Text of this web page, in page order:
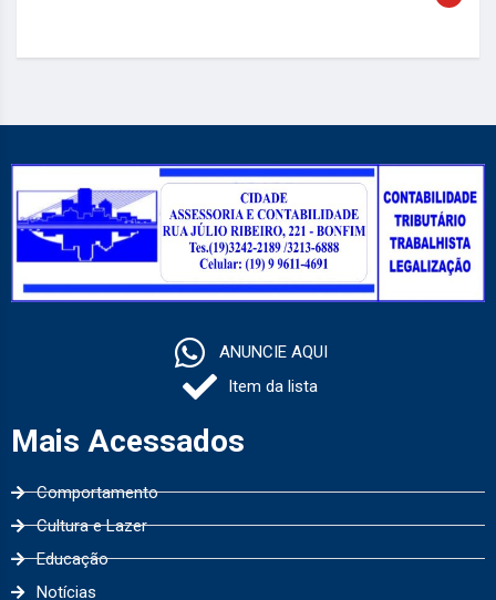
ANUNCIE AQUI
Item da lista
Mais Acessados
Comportamento
Cultura e Lazer
Educação
Notícias